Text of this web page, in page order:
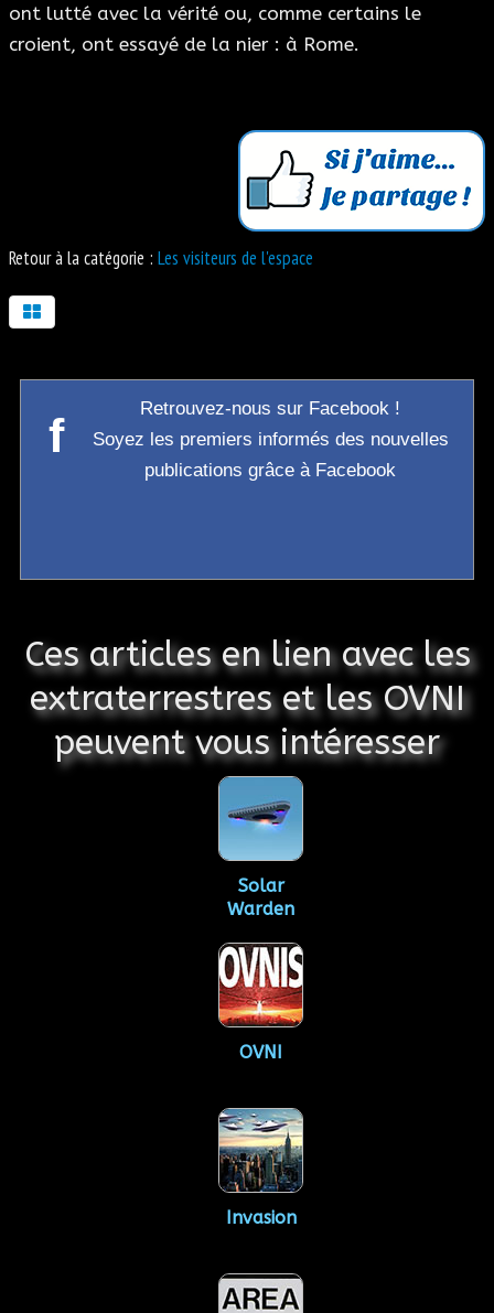
ont lutté avec la vérité ou, comme certains le
croient, ont essayé de la nier : à Rome.
Retour à la catégorie : Les visiteurs de l'espace
f
Retrouvez-nous sur Facebook !
Soyez les premiers informés des nouvelles
publications grâce à Facebook
Ces articles en lien avec les
extraterrestres et les OVNI
peuvent vous intéresser
Solar
Warden
OVNI
Invasion